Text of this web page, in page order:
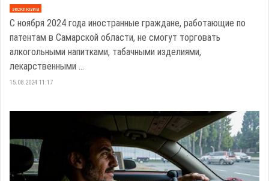
эксклюзив
С ноября 2024 года иностранные граждане, работающие по
патентам в Самарской области, не смогут торговать
алкогольными напитками, табачными изделиями,
лекарственными ...
15.08.2024 11:17